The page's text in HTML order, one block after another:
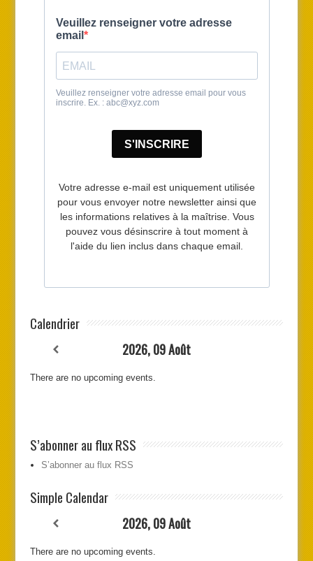
Calendrier
2026, 09 Août
There are no upcoming events.
S’abonner au flux RSS
S’abonner au flux RSS
Simple Calendar
2026, 09 Août
There are no upcoming events.